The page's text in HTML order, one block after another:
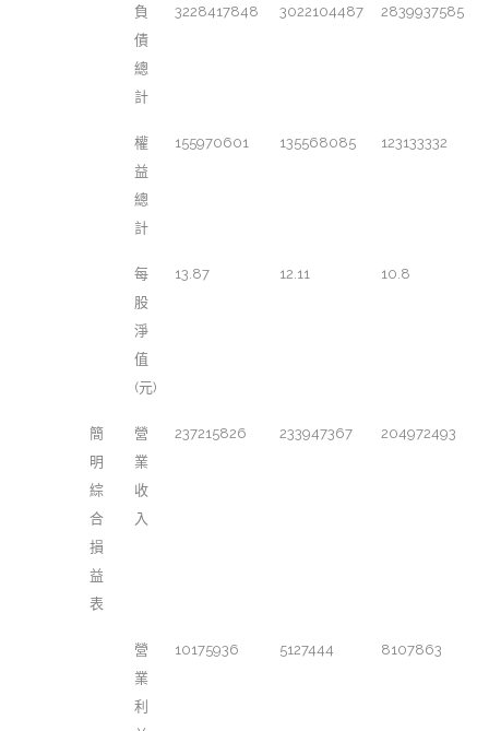
負
債
總
計
3228417848 3022104487 2839937585
權
益
總
計
155970601 135568085 123133332
每
股
淨
值
(元)
13.87 12.11 10.8
簡
明
綜
合
損
益
表
營
業
收
入
237215826 233947367 204972493
營
業
利
10175936 5127444 8107863